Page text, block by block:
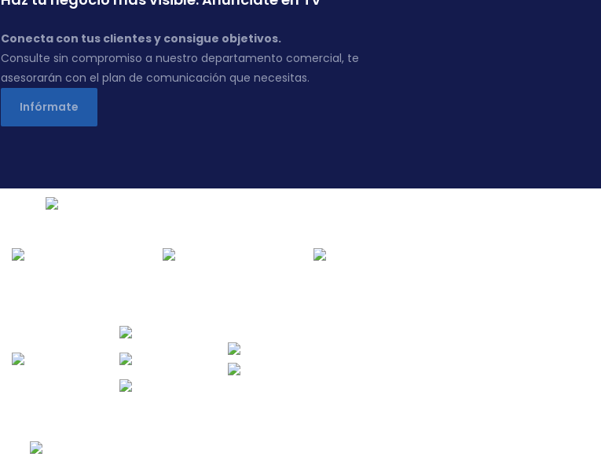
Conecta con tus clientes y consigue objetivos.
Consulte sin compromiso a nuestro departamento comercial, te
asesorarán con el plan de comunicación que necesitas.
Infórmate